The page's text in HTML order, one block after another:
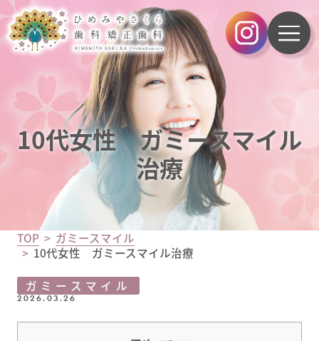
10代女性 ガミースマイル
治療
TOP
ガミースマイル
10代女性 ガミースマイル治療
ガミースマイル
2026.03.26